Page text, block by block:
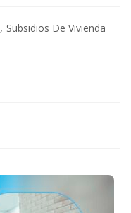
, Subsidios De Vivienda